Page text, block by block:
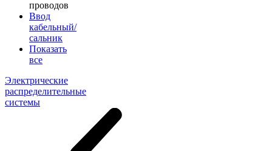
проводов
Ввод
кабельный/
сальник
Показать
все
Электрические
распределительные
системы